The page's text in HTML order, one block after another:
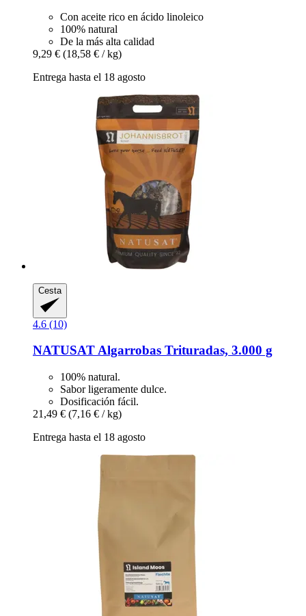
Con aceite rico en ácido linoleico
100% natural
De la más alta calidad
9,29 € (18,58 € / kg)
Entrega hasta el 18 agosto
Cesta
4.6 (10)
NATUSATAlgarrobas Trituradas, 3.000 g
100% natural.
Sabor ligeramente dulce.
Dosificación fácil.
21,49 € (7,16 € / kg)
Entrega hasta el 18 agosto